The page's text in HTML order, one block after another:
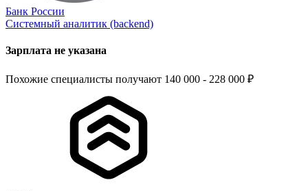
Банк России
Системный аналитик (backend)
Зарплата не указана
Похожие специалисты получают 140 000 - 228 000 ₽